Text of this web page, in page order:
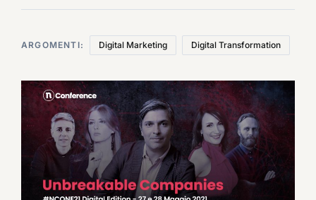
ARGOMENTI: Digital Marketing Digital Transformation